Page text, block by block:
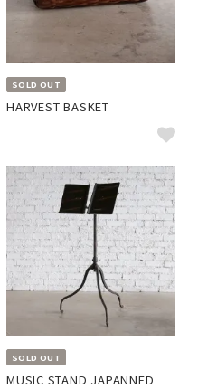
SOLD OUT
HARVEST BASKET
SOLD OUT
MUSIC STAND JAPANNED